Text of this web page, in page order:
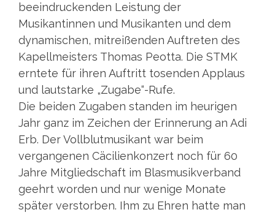
beeindruckenden Leistung der
Musikantinnen und Musikanten und dem
dynamischen, mitreißenden Auftreten des
Kapellmeisters Thomas Peotta. Die STMK
erntete für ihren Auftritt tosenden Applaus
und lautstarke „Zugabe“-Rufe.
Die beiden Zugaben standen im heurigen
Jahr ganz im Zeichen der Erinnerung an Adi
Erb. Der Vollblutmusikant war beim
vergangenen Cäcilienkonzert noch für 60
Jahre Mitgliedschaft im Blasmusikverband
geehrt worden und nur wenige Monate
später verstorben. Ihm zu Ehren hatte man